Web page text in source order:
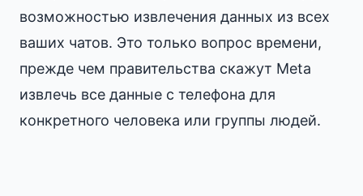
возможностью извлечения данных из всех
ваших чатов. Это только вопрос времени,
прежде чем правительства скажут Meta
извлечь все данные с телефона для
конкретного человека или группы людей.